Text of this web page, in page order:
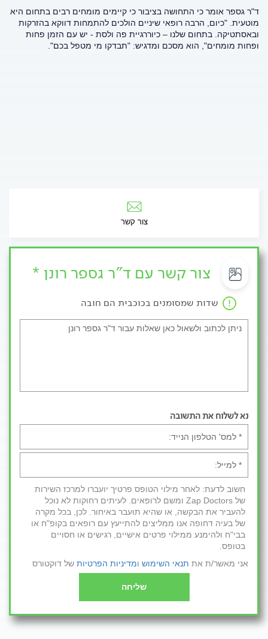
ד"ר גספר אומר כי התחושה בציבור כי קיימים מומחים רבים בתחום היא
מוטעית. "כיום, הרבה רופאי שיניים הולכים להתמחות דווקא בהזרקות
ובאסתטיקה. בתחום שלנו – כיוררגיית פה ולסת - יש עם הזמן פחות
ופחות מומחים", הוא מסכם ומדגיש: "תבדקו מי מטפל בכם".
צור קשר
צור קשר עם ד"ר גספר רונן *
שדות שמסומנים בכוכבית הם חובה
נא לשלוח את התשובה
חשוב לדעת: לאחר מילוי הטופס פרטיך יועברו למרכז השירות
של Zap Doctors ומשם לרופאים. לעיתים רחוקות לא נוכל
להעביר את הבקשה, או שהיא תועבר באיחור. לכן, בכל מקרה
של בעיה דחופה אנו ממליצים להתייעץ עם רופאים בקופ"ח או
בבי"ח ולהימנע ממילוי פרטים אישיים, רגישים או חסויים
בטופס.
אני מאשר/ת את תנאי השימוש ומדיניות הפרטיות של דוקטורס
שליחה